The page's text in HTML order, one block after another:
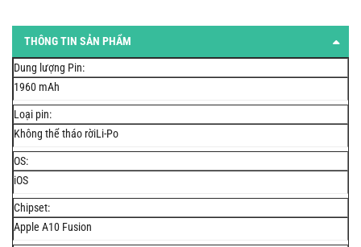
THÔNG TIN SẢN PHẨM
Dung lượng Pin:
1960 mAh
Loại pin:
Không thể tháo rờiLi-Po
OS:
iOS
Chipset:
Apple A10 Fusion